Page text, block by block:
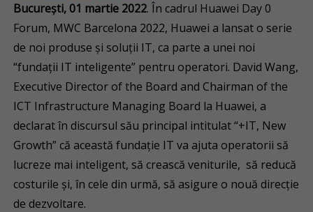
București, 01 martie 2022. În cadrul Huawei Day 0
Forum, MWC Barcelona 2022, Huawei a lansat o serie
de noi produse și soluții IT, ca parte a unei noi
“fundații IT inteligente” pentru operatori. David Wang,
Executive Director of the Board and Chairman of the
ICT Infrastructure Managing Board la Huawei, a
declarat în discursul său principal intitulat “+IT, New
Growth” că această fundație IT va ajuta operatorii să
lucreze mai inteligent, să crească veniturile, să reducă
costurile și, în cele din urmă, să asigure o nouă direcție
de dezvoltare.